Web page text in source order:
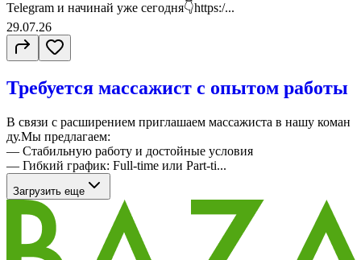
Telegram и начинай уже сегодня👇https:/...
29.07.26
Требуется массажист с опытом работы
В связи с расширением приглашаем массажиста в нашу коман
ду.Мы предлагаем:
— Стабильную работу и достойные условия
— Гибкий график: Full-time или Part-ti...
Загрузить еще